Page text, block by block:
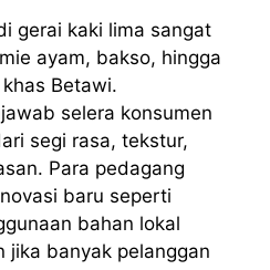
gerai kaki lima sangat
ayam, bakso, hingga
Betawi.
selera konsumen
segi rasa, tekstur,
Para pedagang
baru seperti
bahan lokal
jika banyak pelanggan